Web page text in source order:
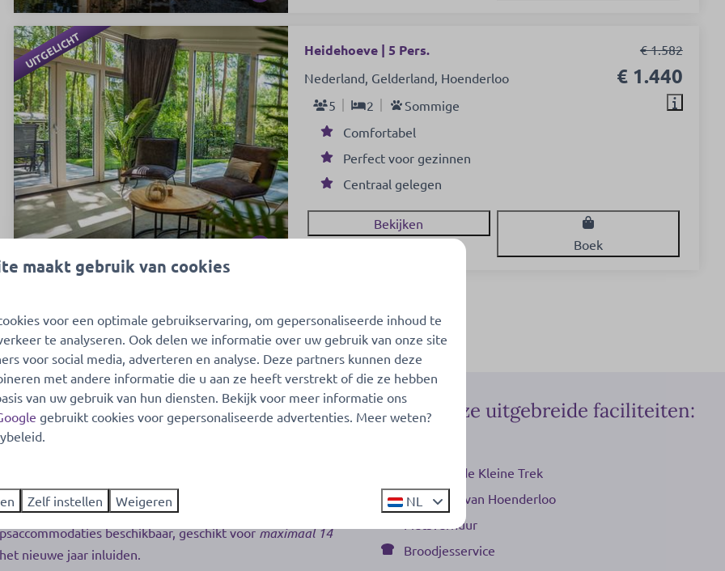
UITGELICHT € 1.582
€ 1.440
Heidehoeve | 5 Pers.
Nederland, Gelderland, Hoenderloo
5
2
Sommige
Comfortabel
Perfect voor gezinnen
Centraal gelegen
Bekijken
Boek
Meer resultaten
centraal, ook tijdens oud en nieuw. Bij ons kunt u
van vuurwerk tijdens de feestdagen. Ideaal voor
extra ontspannen verblijf kunt u overnachten in een
vakantiewoningen zijn geschikt
beschikbaar, geschikt voormaximaal 14
nieuwe jaar inluiden.
Ontdek onze uitgebreide faciliteiten:
Brasserie de Kleine Trek
De Smaak van Hoenderloo
Fietsverhuur
Broodjesservice
maakt gebruik van cookies
voor een optimale gebruikservaring, om gepersonaliseerde inhoud te
te analyseren. Ook delen we informatie over uw gebruik van onze site
voor social media, adverteren en analyse. Deze partners kunnen deze
met andere informatie die u aan ze heeft verstrekt of die ze hebben
van uw gebruik van hun diensten. Bekijk voor meer informatie ons
gebruikt cookies voor gepersonaliseerde advertenties. Meer weten?
Zelf instellen Weigeren NL